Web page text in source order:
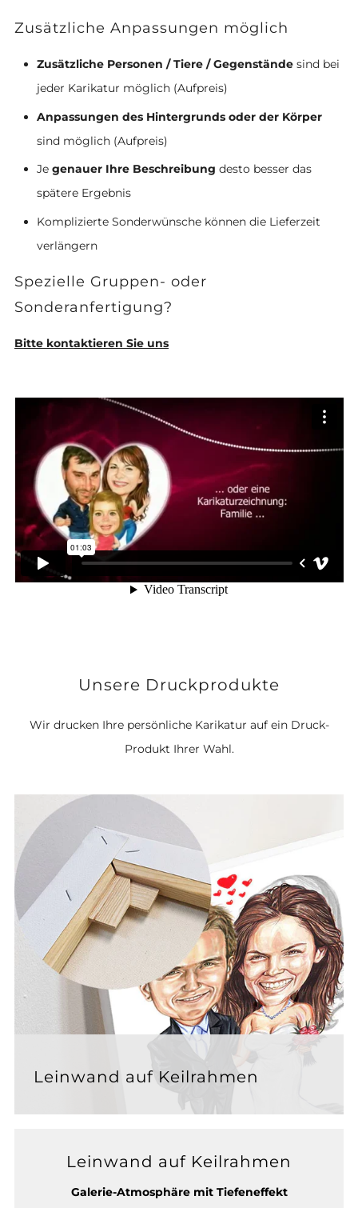
Zusätzliche Anpassungen möglich
Zusätzliche Personen / Tiere / Gegenstände sind bei
jeder Karikatur möglich (Aufpreis)
Anpassungen des Hintergrunds oder der Körper
sind möglich (Aufpreis)
Je genauer Ihre Beschreibung desto besser das
spätere Ergebnis
Komplizierte Sonderwünsche können die Lieferzeit
verlängern
Spezielle Gruppen- oder
Sonderanfertigung?
Bitte kontaktieren Sie uns
Unsere Druckprodukte
Wir drucken Ihre persönliche Karikatur auf ein Druck-
Produkt Ihrer Wahl.
Leinwand auf Keilrahmen
Leinwand auf Keilrahmen
Galerie-Atmosphäre mit Tiefeneffekt